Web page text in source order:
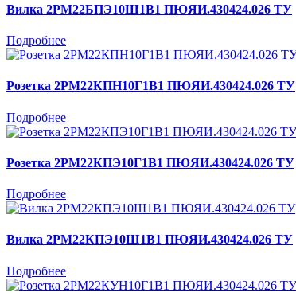
Вилка 2РМ22БПЭ10Ш1В1 ПЮЯИ.430424.026 ТУ
Подробнее
Розетка 2РМ22КПН10Г1В1 ПЮЯИ.430424.026 ТУ
Подробнее
Розетка 2РМ22КПЭ10Г1В1 ПЮЯИ.430424.026 ТУ
Подробнее
Вилка 2РМ22КПЭ10Ш1В1 ПЮЯИ.430424.026 ТУ
Подробнее